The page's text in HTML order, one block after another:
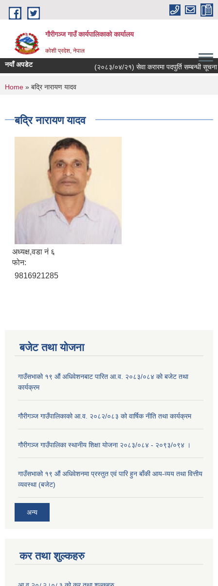
Skip to main content
गौरीगञ्‍ज गाउँ कार्यपालिकाको कार्यालय
कोशी प्रदेश, नेपाल
नयाँ अपडेट (२०८३/०४/२१) सेवा करारमा पदपुर्ति सम्बन्धी सूचना ।
You are here
Home » बद्रि नारायण यादव
बद्रि नारायण यादव
अध्यक्ष,वडा नं ६
फोन:
9816921285
बजेट तथा याेजना
गाउँसभाको १९ औं अधिवेशनबाट पारित आ.व. २०८३/०८४ को बजेट तथा
कार्यक्रम
गौरीगञ्ज गाउँपालिकाको आ.व. २०८२/०८३ को वार्षिक नीति तथा कार्यक्रम
गौरीगञ्ज गाउँपालिका स्थानीय शिक्षा योजना २०८३/०८४ - २०९३/०९४ ।
गाउँसभाको १९ ‌औं अधिवेशनमा प्रस्तुत एवं पारि हुन बाँकी आय-व्यय तथा वित्तीय
व्यवस्था (बजेट)
अन्य
कर तथा शुल्कहरु